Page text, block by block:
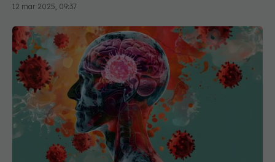
12 mar 2025, 09:37